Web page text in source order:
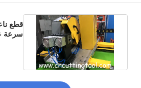
سرعة